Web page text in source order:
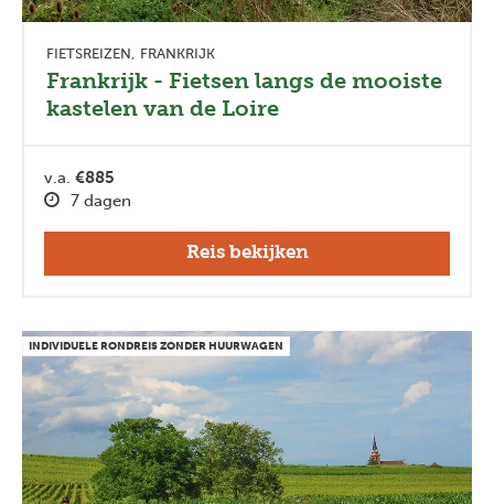
FIETSREIZEN FRANKRIJK
Frankrijk - Fietsen langs de mooiste
kastelen van de Loire
v.a. €885
7 dagen
Reis bekijken
INDIVIDUELE RONDREIS ZONDER HUURWAGEN